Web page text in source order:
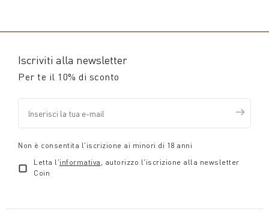
Iscriviti alla newsletter
Per te il 10% di sconto
Non è consentita l'iscrizione ai minori di 18 anni
Letta l'informativa , autorizzo l'iscrizione alla newsletter
Coin